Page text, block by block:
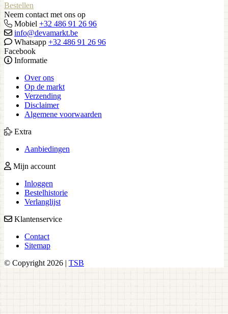
Bestellen
Neem contact met ons op
Mobiel +32 486 91 26 96
info@devamarkt.be
Whatsapp +32 486 91 26 96
Facebook
Informatie
Over ons
Op de markt
Verzending
Disclaimer
Algemene voorwaarden
Extra
Aanbiedingen
Mijn account
Inloggen
Bestelhistorie
Verlanglijst
Klantenservice
Contact
Sitemap
© Copyright 2026 | TSB